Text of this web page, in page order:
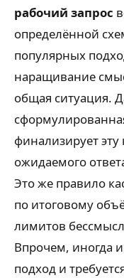
рабочий запрос
определённой
популярных
наращивание
общая ситуация.
финализирует
ожидаемого
Это же правило
по итоговому
лимитов
Впрочем, иногда
подход и